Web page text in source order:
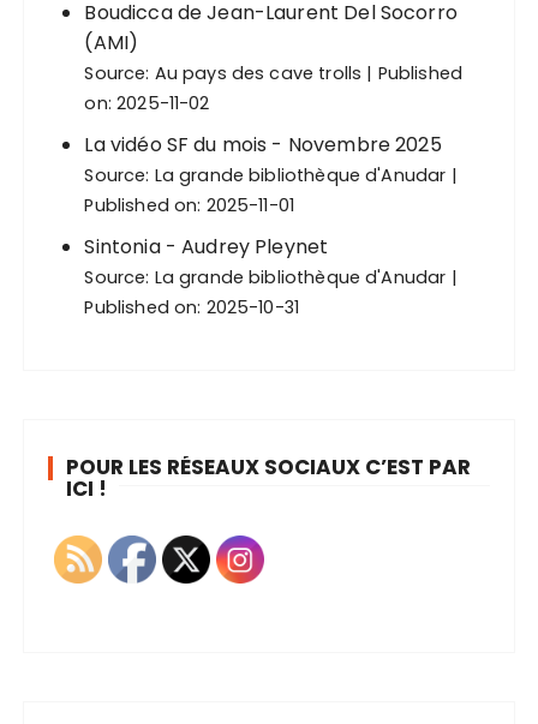
Boudicca de Jean-Laurent Del Socorro
(AMI)
Source: Au pays des cave trolls
Published
on: 2025-11-02
La vidéo SF du mois - Novembre 2025
Source: La grande bibliothèque d'Anudar
Published on: 2025-11-01
Sintonia - Audrey Pleynet
Source: La grande bibliothèque d'Anudar
Published on: 2025-10-31
POUR LES RÉSEAUX SOCIAUX C’EST PAR
ICI !